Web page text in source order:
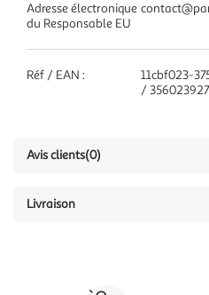
Adresse électronique
du Responsable EU
Réf / EAN :
11cbf023-
/
Avis clients(0)
Livraison